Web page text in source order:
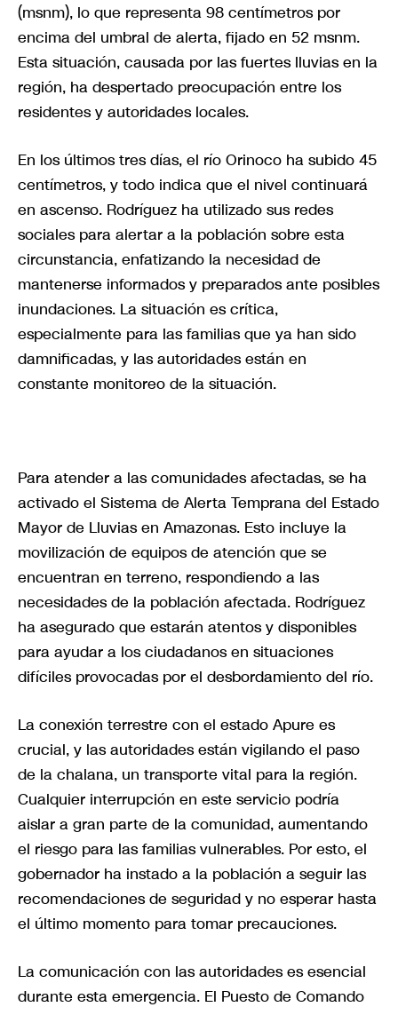
(msnm), lo que representa 98 centímetros por
encima del umbral de alerta, fijado en 52 msnm.
Esta situación, causada por las fuertes lluvias en la
región, ha despertado preocupación entre los
residentes y autoridades locales.
En los últimos tres días, el río Orinoco ha subido 45
centímetros, y todo indica que el nivel continuará
en ascenso. Rodríguez ha utilizado sus redes
sociales para alertar a la población sobre esta
circunstancia, enfatizando la necesidad de
mantenerse informados y preparados ante posibles
inundaciones. La situación es crítica,
especialmente para las familias que ya han sido
damnificadas, y las autoridades están en
constante monitoreo de la situación.
Para atender a las comunidades afectadas, se ha
activado el Sistema de Alerta Temprana del Estado
Mayor de Lluvias en Amazonas. Esto incluye la
movilización de equipos de atención que se
encuentran en terreno, respondiendo a las
necesidades de la población afectada. Rodríguez
ha asegurado que estarán atentos y disponibles
para ayudar a los ciudadanos en situaciones
difíciles provocadas por el desbordamiento del río.
La conexión terrestre con el estado Apure es
crucial, y las autoridades están vigilando el paso
de la chalana, un transporte vital para la región.
Cualquier interrupción en este servicio podría
aislar a gran parte de la comunidad, aumentando
el riesgo para las familias vulnerables. Por esto, el
gobernador ha instado a la población a seguir las
recomendaciones de seguridad y no esperar hasta
el último momento para tomar precauciones.
La comunicación con las autoridades es esencial
durante esta emergencia. El Puesto de Comando